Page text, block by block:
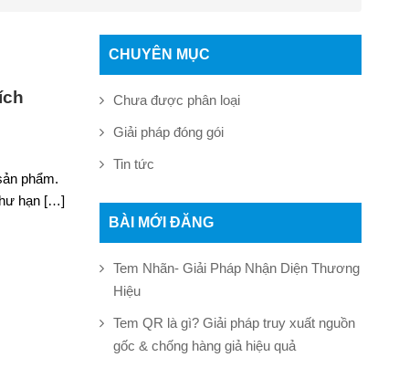
phẩm.
hạn […]
CHUYÊN MỤC
Chưa được phân loại
Giải pháp đóng gói
Tin tức
BÀI MỚI ĐĂNG
Tem Nhãn- Giải Pháp Nhận Diện Thương
Hiệu
Tem QR là gì? Giải pháp truy xuất nguồn
gốc & chống hàng giả hiệu quả